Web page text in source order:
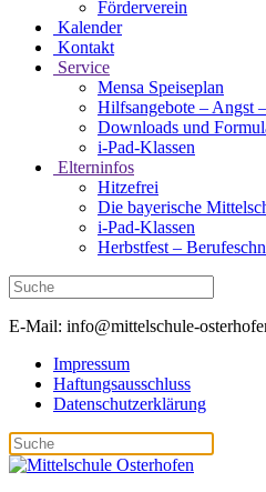
Förderverein
Kalender
Kontakt
Service
Mensa Speiseplan
Hilfsangebote – Angst
Downloads und
i-Pad-Klassen
Elterninfos
Hitzefrei
Die bayerische
i-Pad-Klassen
Herbstfest –
E-Mail: info@mittelschule-
Impressum
Haftungsausschluss
Datenschutzerklärung